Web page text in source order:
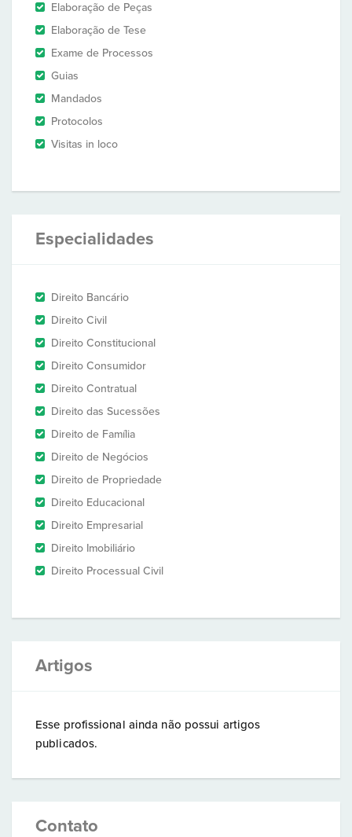
Elaboração de Peças
Elaboração de Tese
Exame de Processos
Guias
Mandados
Protocolos
Visitas in loco
Especialidades
Direito Bancário
Direito Civil
Direito Constitucional
Direito Consumidor
Direito Contratual
Direito das Sucessões
Direito de Família
Direito de Negócios
Direito de Propriedade
Direito Educacional
Direito Empresarial
Direito Imobiliário
Direito Processual Civil
Artigos
Esse profissional ainda não possui artigos
publicados.
Contato